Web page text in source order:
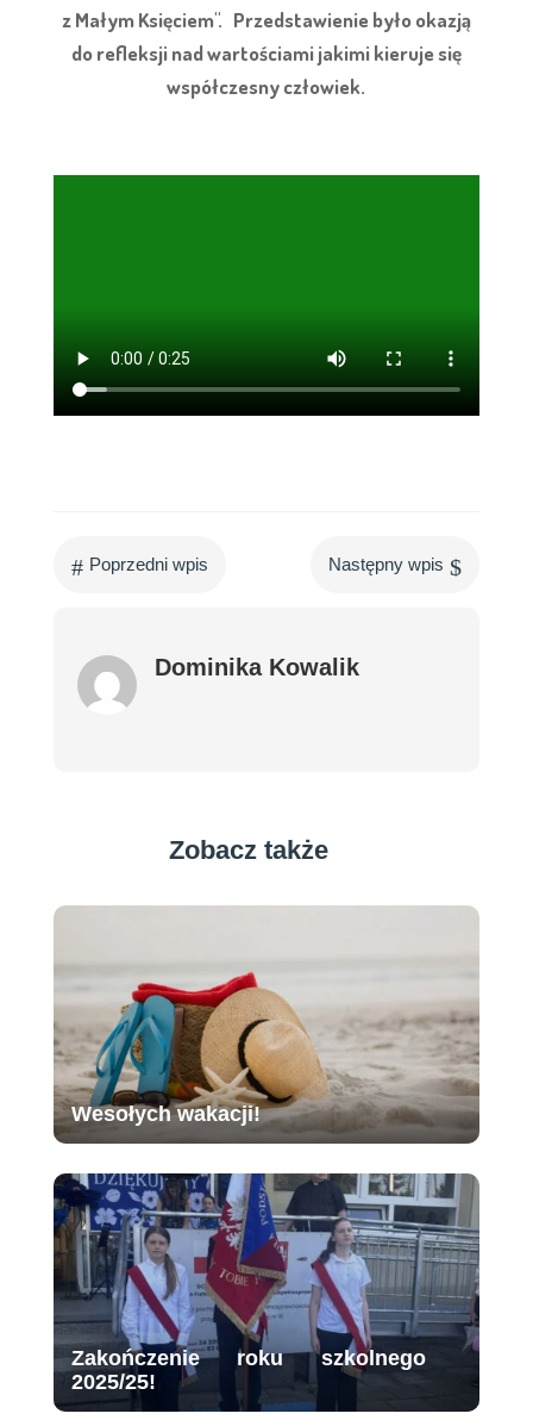
z Małym Księciem". Przedstawienie było okazją
do refleksji nad wartościami jakimi kieruje się
współczesny człowiek.
# Poprzedni wpis Następny wpis $
Dominika Kowalik
Zobacz także
Wesołych wakacji!
Zakończenie roku szkolnego
2025/25!